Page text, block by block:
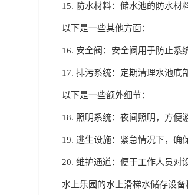
15. 防水材料：储水池的防水材
以下是一些其他方面：
16. 安全阀：安全阀用于防止系
17. 排污系统：定期清理水池底
以下是一些额外细节：
18. 照明系统：夜间照明，方便
19. 逃生设施：紧急情况下，确
20. 维护通道：便于工作人员对
水上乐园的水上滑梯水储存设